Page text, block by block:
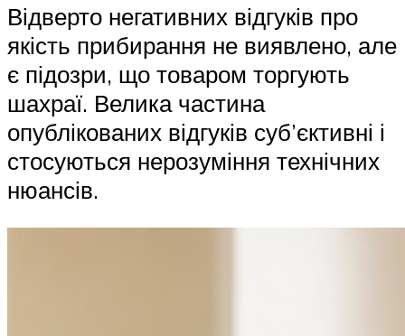
Відверто негативних відгуків про
якість прибирання не виявлено, але
є підозри, що товаром торгують
шахраї. Велика частина
опублікованих відгуків суб’єктивні і
стосуються нерозуміння технічних
нюансів.